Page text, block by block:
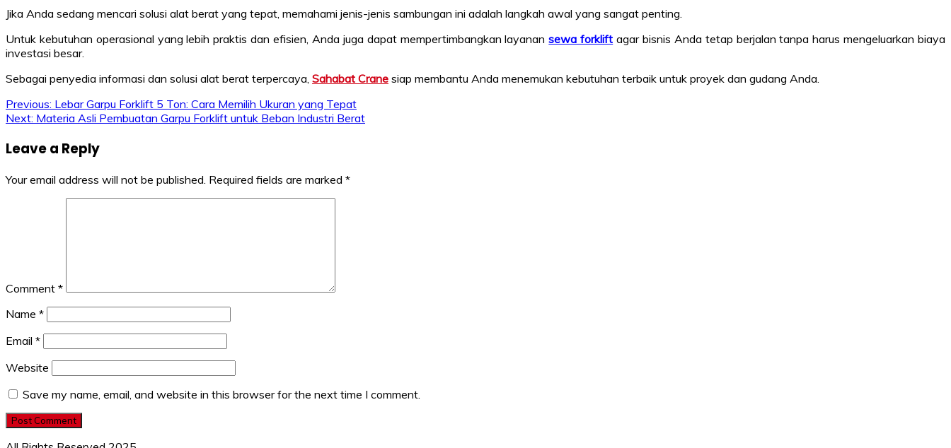
Jika Anda sedang mencari solusi alat berat yang tepat, memahami jenis-jenis sambungan ini adalah langkah awal yang sangat penting.
Untuk kebutuhan operasional yang lebih praktis dan efisien, Anda juga dapat mempertimbangkan layanansewa forklift agar bisnis Anda tetap berjalan tanpa harus mengeluarkan biaya
investasi besar.
Sebagai penyedia informasi dan solusi alat berat terpercaya, Sahabat Crane siap membantu Anda menemukan kebutuhan terbaik untuk proyek dan gudang Anda.
Post
Previous: Lebar Garpu Forklift 5 Ton: Cara Memilih Ukuran yang Tepat
Next: Materia Asli Pembuatan Garpu Forklift untuk Beban Industri Berat
Leave a Reply
Your email address will not be published. Required fields are marked *
Comment *
Name *
Email *
Website
Save my name, email, and website in this browser for the next time I comment.